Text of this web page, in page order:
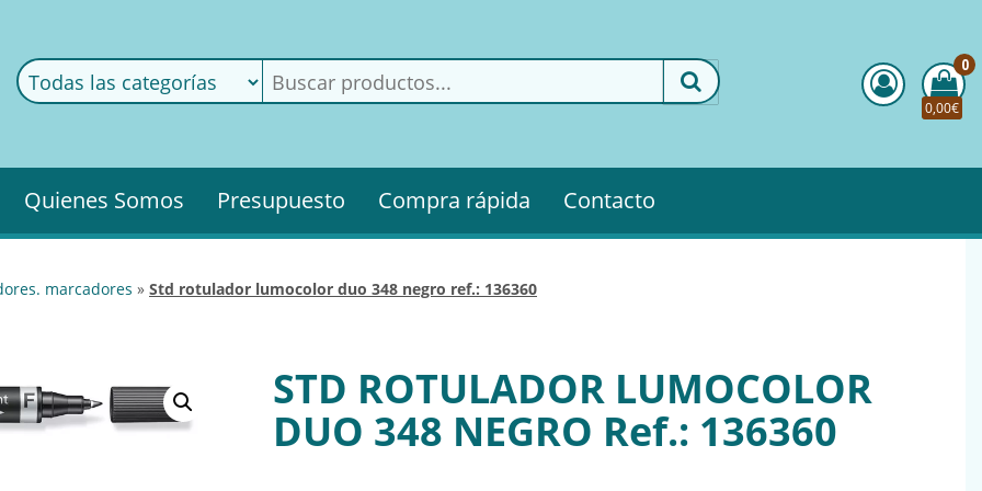
0
0,00€
Quienes Somos Presupuesto Compra rápida Contacto
marcadores » std rotulador lumocolor duo 348 negro ref.: 136360
STD ROTULADOR LUMOCOLOR
DUO 348 NEGRO Ref.: 136360